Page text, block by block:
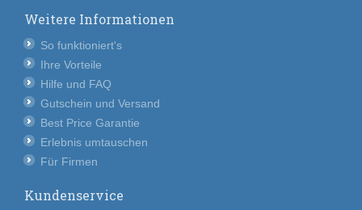
Weitere Informationen
So funktioniert's
Ihre Vorteile
Hilfe und FAQ
Gutschein und Versand
Best Price Garantie
Erlebnis umtauschen
Für Firmen
Kundenservice